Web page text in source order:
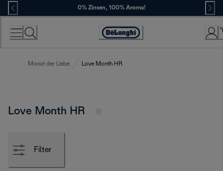
Skip
to
Content
0% Zinsen, 100% Aroma!
Erklärung
Zugänglichkeit
Monat der Liebe Love Month HR
Love Month HR
Filter